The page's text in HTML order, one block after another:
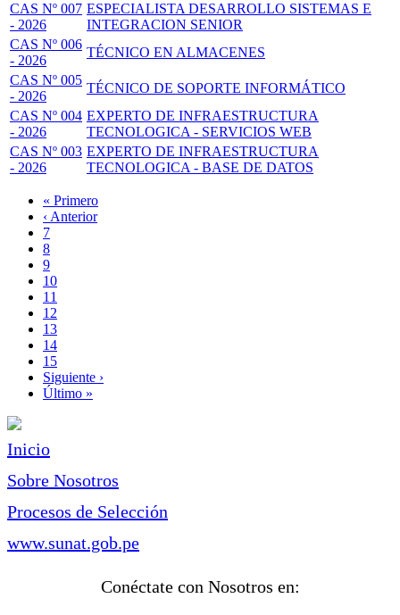
CAS Nº 007
- 2026
ESPECIALISTA DESARROLLO SISTEMAS E
INTEGRACION SENIOR
CAS Nº 006
- 2026
TÉCNICO EN ALMACENES
CAS Nº 005
- 2026
TÉCNICO DE SOPORTE INFORMÁTICO
CAS Nº 004
- 2026
EXPERTO DE INFRAESTRUCTURA
TECNOLOGICA - SERVICIOS WEB
CAS Nº 003
- 2026
EXPERTO DE INFRAESTRUCTURA
TECNOLOGICA - BASE DE DATOS
Paginación
Primera
página
« Primero
Página
anterior
‹ Anterior
Page
7
Page
8
Page
9
Page
10
Página
actual
11
Page
12
Page
13
Page
14
Page
15
Siguiente
página
Siguiente ›
Última
Último »
Inicio
Sobre Nosotros
Procesos de Selección
www.sunat.gob.pe
Conéctate con Nosotros en: